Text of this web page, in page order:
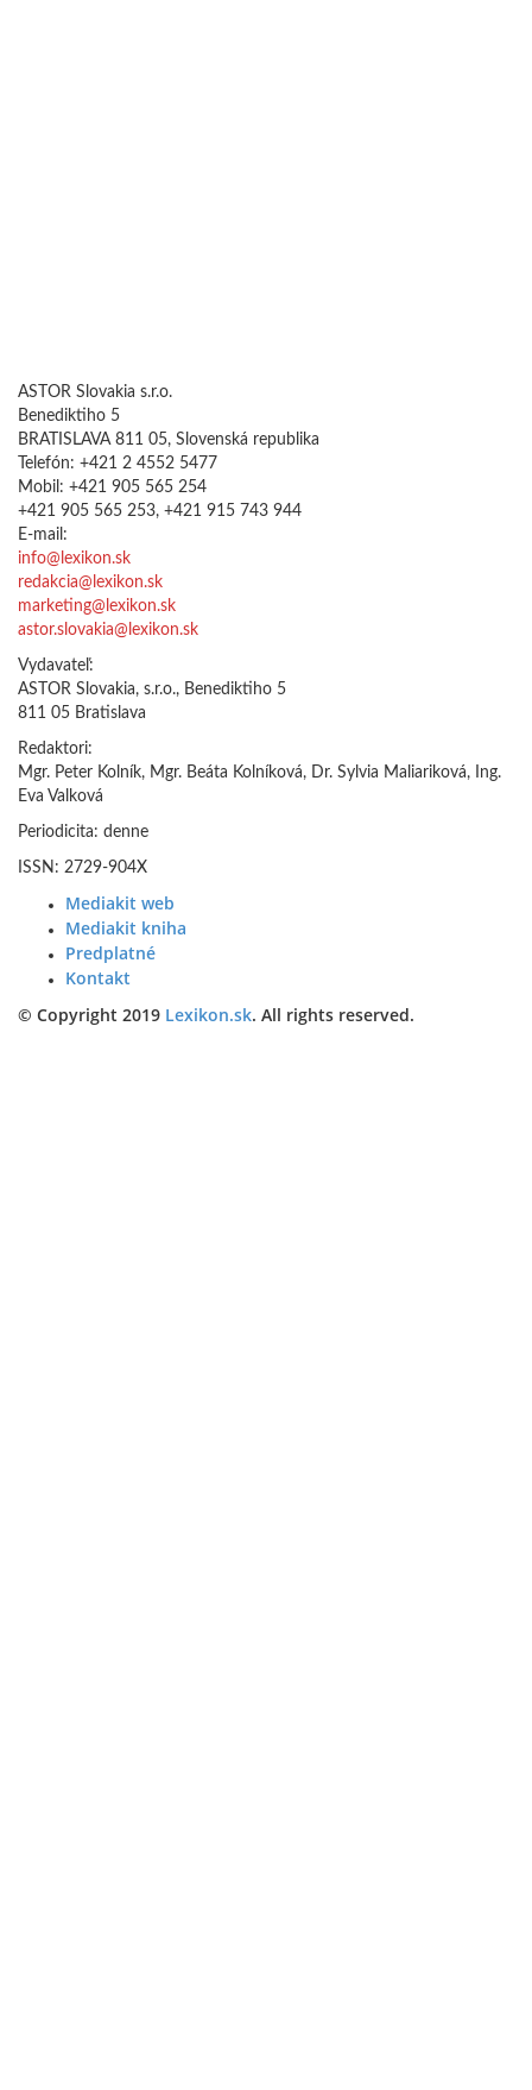
ASTOR Slovakia s.r.o.
Benediktiho 5
BRATISLAVA 811 05, Slovenská republika
Telefón: +421 2 4552 5477
Mobil: +421 905 565 254
+421 905 565 253, +421 915 743 944
E-mail:
info@lexikon.sk
redakcia@lexikon.sk
marketing@lexikon.sk
astor.slovakia@lexikon.sk
Vydavateľ:
ASTOR Slovakia, s.r.o., Benediktiho 5
811 05 Bratislava
Redaktori:
Mgr. Peter Kolník, Mgr. Beáta Kolníková, Dr. Sylvia Maliariková, Ing.
Eva Valková
Periodicita: denne
ISSN: 2729-904X
Mediakit web
Mediakit kniha
Predplatné
Kontakt
© Copyright 2019 Lexikon.sk. All rights reserved.